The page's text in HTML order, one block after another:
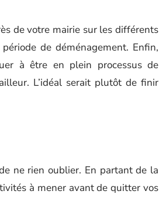
de votre mairie sur les différents
de déménagement. Enfin,
à être en plein processus de
L’idéal serait plutôt de finir
ne rien oublier. En partant de la
à mener avant de quitter vos